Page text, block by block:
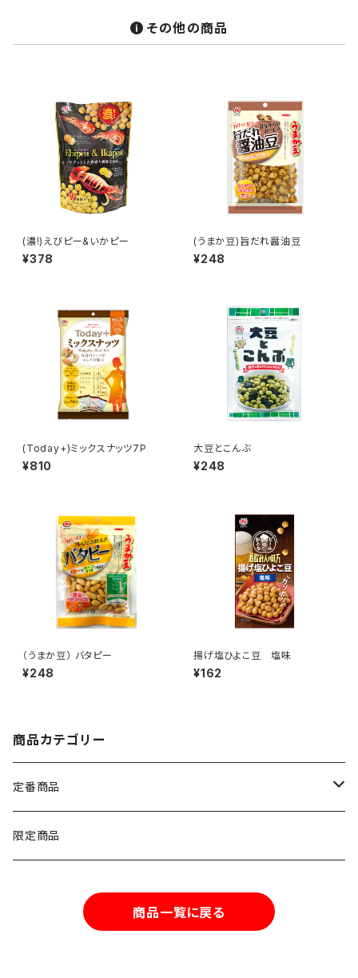
その他の商品
(濃!)えびピー&いかピー
¥378
(うまか豆)旨だれ醤油豆
¥248
(Today+)ミックスナッツ7P
¥810
大豆とこんぶ
¥248
（うまか豆） バタピー
¥248
揚げ塩ひよこ豆 塩味
¥162
商品カテゴリー
定番商品
ナッツ類
限定商品
商品一覧に戻る